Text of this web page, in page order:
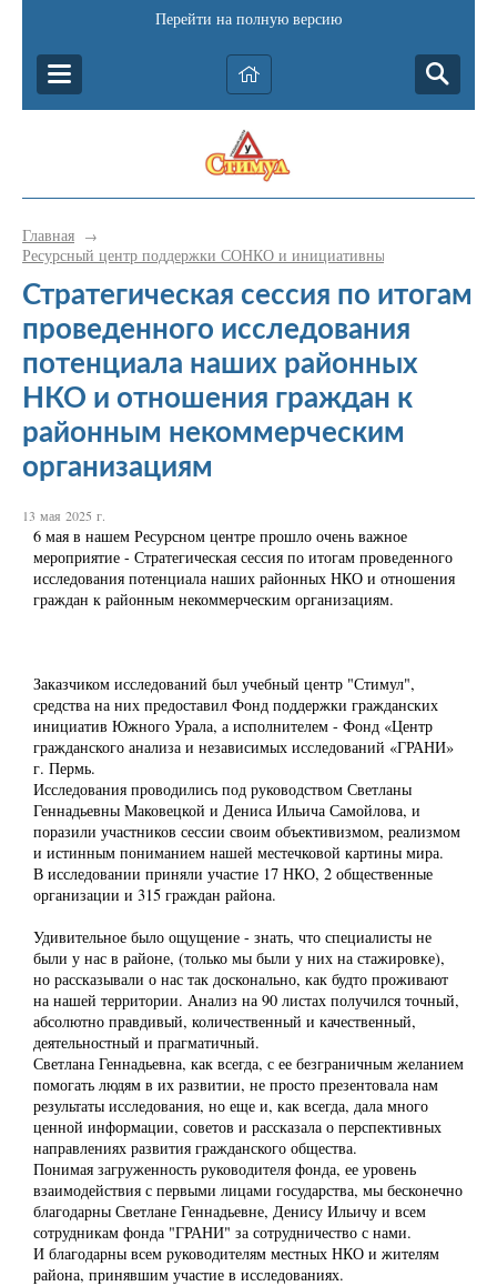
Перейти на полную версию
Главная →
Ресурсный центр поддержки СОНКО и инициативных граждан
Стратегическая сессия по итогам
проведенного исследования
потенциала наших районных
НКО и отношения граждан к
районным некоммерческим
организациям
13 мая 2025 г.
6 мая в нашем Ресурсном центре прошло очень важное
мероприятие - Стратегическая сессия по итогам проведенного
исследования потенциала наших районных НКО и отношения
граждан к районным некоммерческим организациям.
Заказчиком исследований был учебный центр "Стимул",
средства на них предоставил Фонд поддержки гражданских
инициатив Южного Урала, а исполнителем - Фонд «Центр
гражданского анализа и независимых исследований «ГРАНИ»
г. Пермь.
Исследования проводились под руководством Светланы
Геннадьевны Маковецкой и Дениса Ильича Самойлова, и
поразили участников сессии своим объективизмом, реализмом
и истинным пониманием нашей местечковой картины мира.
В исследовании приняли участие 17 НКО, 2 общественные
организации и 315 граждан района.
Удивительное было ощущение - знать, что специалисты не
были у нас в районе, (только мы были у них на стажировке),
но рассказывали о нас так досконально, как будто проживают
на нашей территории. Анализ на 90 листах получился точный,
абсолютно правдивый, количественный и качественный,
деятельностный и прагматичный.
Светлана Геннадьевна, как всегда, с ее безграничным желанием
помогать людям в их развитии, не просто презентовала нам
результаты исследования, но еще и, как всегда, дала много
ценной информации, советов и рассказала о перспективных
направлениях развития гражданского общества.
Понимая загруженность руководителя фонда, ее уровень
взаимодействия с первыми лицами государства, мы бесконечно
благодарны Светлане Геннадьевне, Денису Ильичу и всем
сотрудникам фонда "ГРАНИ" за сотрудничество с нами.
И благодарны всем руководителям местных НКО и жителям
района, принявшим участие в исследованиях.